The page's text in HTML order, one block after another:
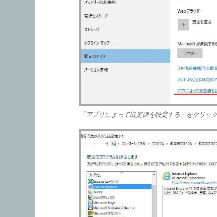
「アプリによって既定値を設定する」をクリッ